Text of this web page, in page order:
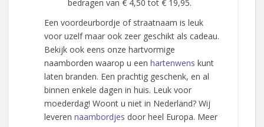
bedragen van € 4,50 tot € 19,95.
Een voordeurbordje of straatnaam is leuk
voor uzelf maar ook zeer geschikt als cadeau.
Bekijk ook eens onze hartvormige
naamborden waarop u een hartenwens kunt
laten branden. Een prachtig geschenk, en al
binnen enkele dagen in huis. Leuk voor
moederdag! Woont u niet in Nederland? Wij
leveren naambordjes door heel Europa. Meer